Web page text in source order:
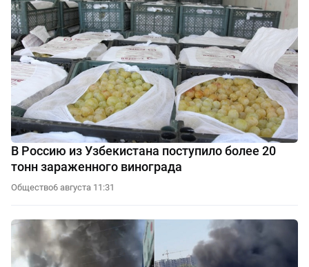
В Россию из Узбекистана поступило более 20
тонн зараженного винограда
Общество6 августа 11:31